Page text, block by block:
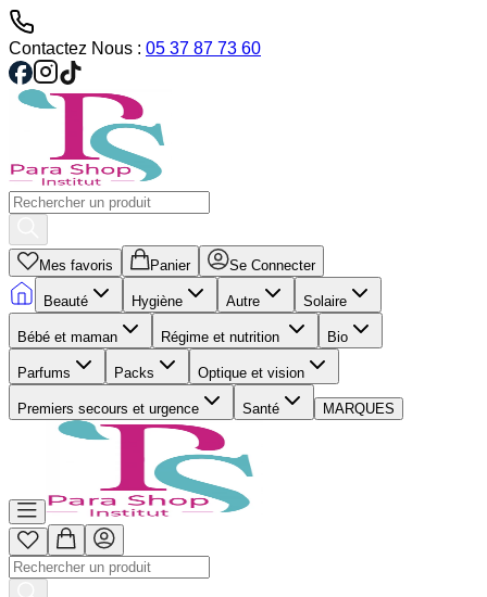
Contactez Nous : 05 37 87 73 60
Mes favoris Panier Se Connecter
Beauté Hygiène Autre Solaire
Bébé et maman Régime et nutrition Bio
Parfums Packs Optique et vision
Premiers secours et urgence Santé MARQUES